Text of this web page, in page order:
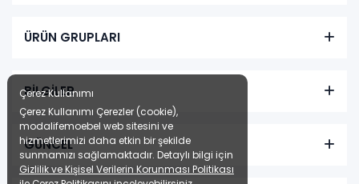
ÜRÜN GRUPLARI
BİLGİLER
GÜNCEL
Çerez Kullanımı
Çerez Kullanımı Çerezler (cookie),
modalifemoebel web sitesini ve
hizmetlerimizi daha etkin bir şekilde
sunmamızı sağlamaktadır. Detaylı bilgi için
Gizlilik ve Kişisel Verilerin Korunması Politikası